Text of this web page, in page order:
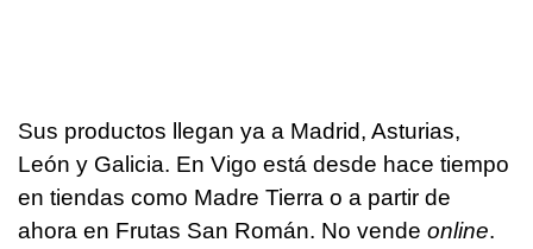
Sus productos llegan ya a Madrid, Asturias,
León y Galicia. En Vigo está desde hace tiempo
en tiendas como Madre Tierra o a partir de
ahora en Frutas San Román. No vende online.